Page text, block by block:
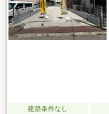
建築条件なし